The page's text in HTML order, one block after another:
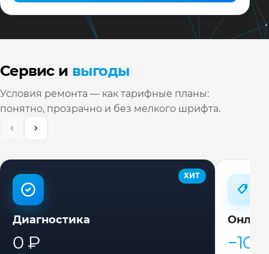
Сервис и выгоды
Условия ремонта — как тарифные планы:
понятно, прозрачно и без мелкого шрифта.
ХИТ
Диагностика
0 ₽ −10%